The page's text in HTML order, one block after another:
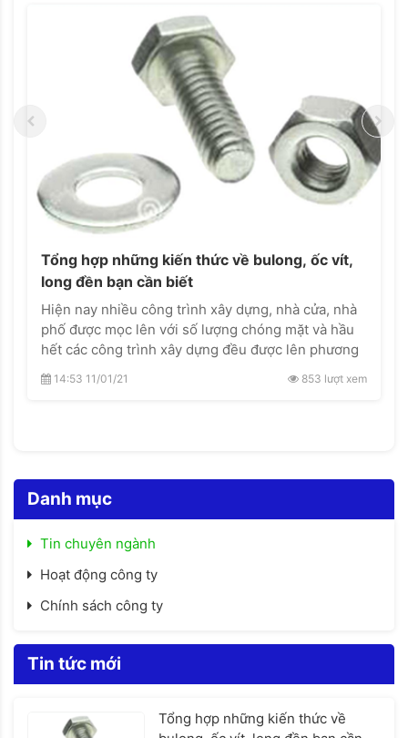
Tổng hợp những kiến thức về bulong, ốc vít,
long đền bạn cần biết
Hiện nay nhiều công trình xây dựng, nhà cửa, nhà
phố được mọc lên với số lượng chóng mặt và hầu
hết các công trình xây dựng đều được lên phương
án rất kỹ về vật tư xây dựng.
14:53 11/01/21 853 lượt xem
Danh mục
Tin chuyên ngành
Hoạt động công ty
Chính sách công ty
Tin tức mới
Tổng hợp những kiến thức về